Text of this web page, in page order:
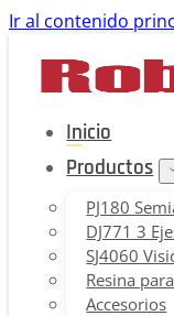
Ir al contenido
Inicio
Productos
PJ180
DJ771 3
SJ4060
Resina
Accesorios